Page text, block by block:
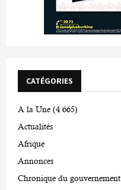
CATÉGORIES
A la Une (4 665)
Actualités
Afrique
Annonces
Chronique du gouvernement